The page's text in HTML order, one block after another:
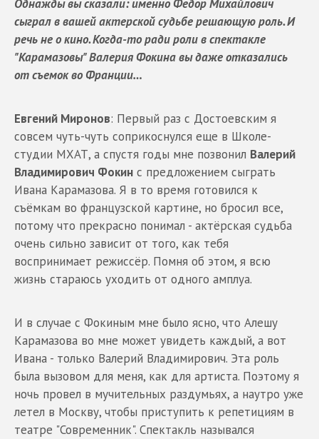
Однажды вы сказали: именно Федор Михайлович
сыграл в вашей актерской судьбе решающую роль. И
речь не о кино. Когда-то ради роли в спектакле
"Карамазовы" Валерия Фокина вы даже отказались
от съемок во Франции…
Евгений Миронов: Первый раз с Достоевским я
совсем чуть-чуть соприкоснулся еще в Школе-
студии МХАТ, а спустя годы мне позвонил Валерий
Владимирович Фокин с предложением сыграть
Ивана Карамазова. Я в то время готовился к
съёмкам во французской картине, но бросил все,
потому что прекрасно понимал - актёрская судьба
очень сильно зависит от того, как тебя
воспринимает режиссёр. Помня об этом, я всю
жизнь стараюсь уходить от одного амплуа.
И в случае с Фокиным мне было ясно, что Алешу
Карамазова во мне может увидеть каждый, а вот
Ивана - только Валерий Владимирович. Эта роль
была вызовом для меня, как для артиста. Поэтому я
ночь провел в мучительных раздумьях, а наутро уже
летел в Москву, чтобы приступить к репетициям в
театре "Современник". Спектакль назывался